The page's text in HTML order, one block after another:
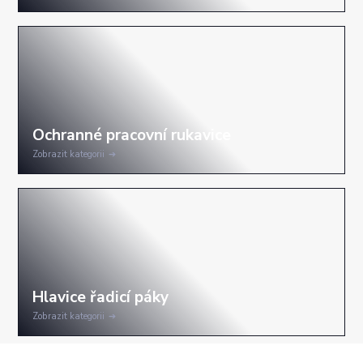
Zobrazit kategorii
Zobrazit kategorii